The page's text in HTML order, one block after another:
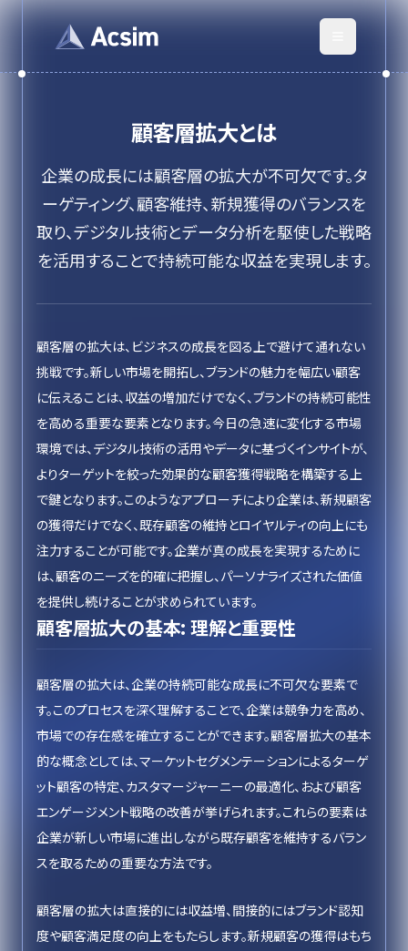
顧客層拡大とは
企業の成長には顧客層の拡大が不可欠です。タ
ーゲティング、顧客維持、新規獲得のバランスを
取り、デジタル技術とデータ分析を駆使した戦略
を活用することで持続可能な収益を実現します。
顧客層の拡大は、ビジネスの成長を図る上で避けて通れない
挑戦です。新しい市場を開拓し、ブランドの魅力を幅広い顧客
に伝えることは、収益の増加だけでなく、ブランドの持続可能性
を高める重要な要素となります。今日の急速に変化する市場
環境では、デジタル技術の活用やデータに基づくインサイトが、
よりターゲットを絞った効果的な顧客獲得戦略を構築する上
で鍵となります。このようなアプローチにより企業は、新規顧客
の獲得だけでなく、既存顧客の維持とロイヤルティの向上にも
注力することが可能です。企業が真の成長を実現するために
は、顧客のニーズを的確に把握し、パーソナライズされた価値
を提供し続けることが求められています。
顧客層拡大の基本: 理解と重要性
顧客層の拡大は、企業の持続可能な成長に不可欠な要素で
す。このプロセスを深く理解することで、企業は競争力を高め、
市場での存在感を確立することができます。顧客層拡大の基本
的な概念としては、マーケットセグメンテーションによるターゲ
ット顧客の特定、カスタマージャーニーの最適化、および顧客
エンゲージメント戦略の改善が挙げられます。これらの要素は
企業が新しい市場に進出しながら既存顧客を維持するバラン
スを取るための重要な方法です。
顧客層の拡大は直接的には収益増、間接的にはブランド認知
度や顧客満足度の向上をもたらします。新規顧客の獲得はもち